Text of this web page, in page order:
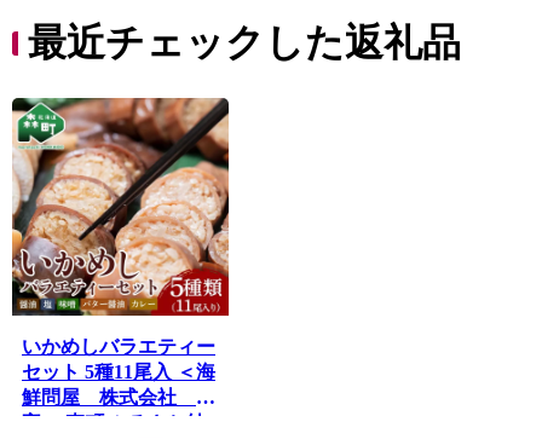
最近チェックした返礼品
いかめしバラエティー
セット 5種11尾入 ＜海
鮮問屋 株式会社 瑞
宝＞ 森町 ふるさと納